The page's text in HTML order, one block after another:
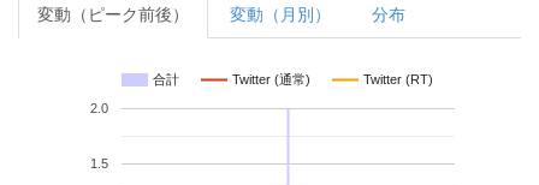
変動（ピーク前後） 変動（月別） 分布
合計 Twitter (通常) Twitter (RT)
1.5
2.0